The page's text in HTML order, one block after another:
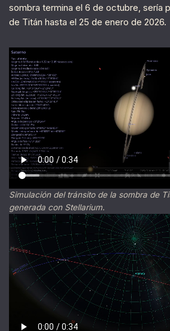
sombra termina el 6 de octubre, sería
de Titán hasta el 25 de enero de 2026.
Simulación del tránsito de la sombra de
generada con Stellarium.